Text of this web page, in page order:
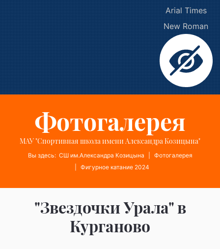
Arial Times
New Roman
Фотогалерея
МАУ "Спортивная школа имени Александра Козицына"
Вы здесь: СШ им.Александра Козицына
Фотогалерея
Фигурное катание 2024
"Звездочки Урала" в
Курганово